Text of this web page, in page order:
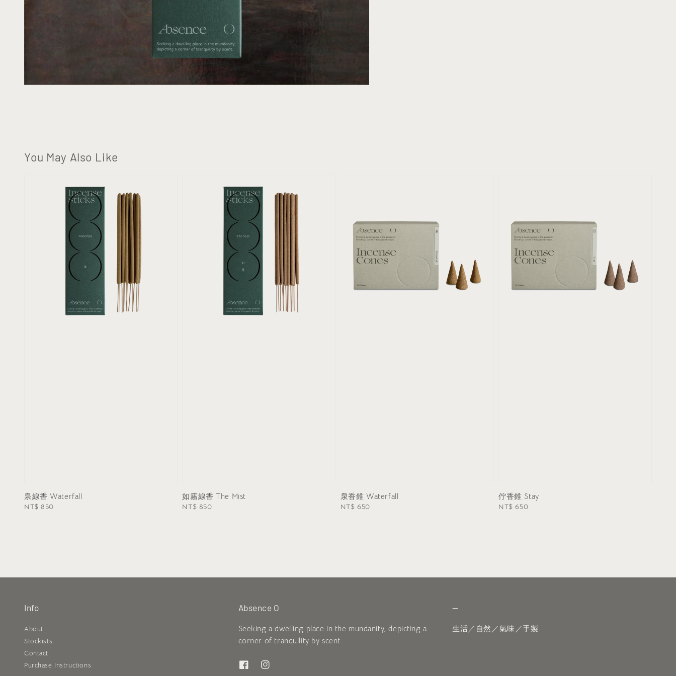
You May Also Like
泉線香 Waterfall
Regular
NT$ 850
如霧線香 The Mist
Regular
NT$ 850
泉香錐 Waterfall
Regular
NT$ 650
佇香錐 Stay
Regular
NT$ 650
Info
About
Stockists
Contact
Purchase Instructions
Absence O
Seeking a dwelling place in the mundanity, depicting a
corner of tranquility by scent.
—
生活／自然／氣味／手製